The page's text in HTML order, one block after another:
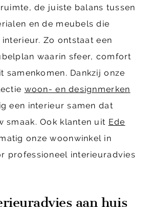
de juiste balans tussen
en de meubels die
Zo ontstaat een
waarin sfeer, comfort
samenkomen. Dankzij onze
woon- en designmerken
een interieur samen dat
smaak. Ook klanten uit Ede
onze woonwinkel in
professioneel interieuradvies
aan huis